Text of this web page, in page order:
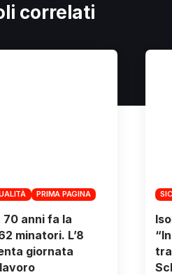
correlati
PRIMA PAGINA
anni fa la
minatori. L’8
giornata